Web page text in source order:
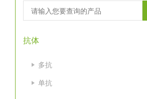
抗体
多抗
单抗